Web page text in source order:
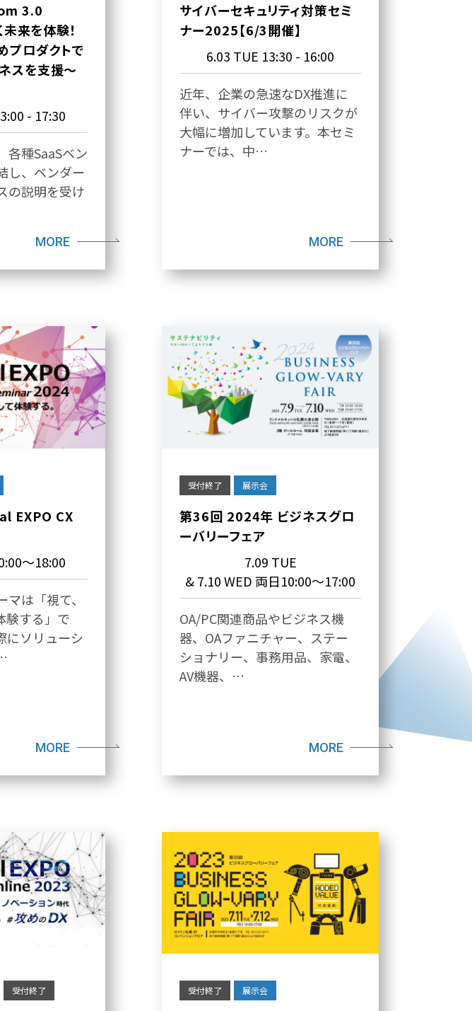
3.0
来を体験！
プロダクトで
スを支援～
- 17:30
各種SaaSベン
し、ベンダー
の説明を受け
MORE
サイバーセキュリティ対策セミ
ナー2025【6/3開催】
6.03 TUE 13:30 - 16:00
近年、企業の急速なDX推進に
伴い、サイバー攻撃のリスクが
大幅に増加しています。本セミ
ナーでは、中…
MORE
EXPO CX
～18:00
は「視て、
験する」で
にソリューシ
MORE
受付終了 展示会
第36回 2024年 ビジネスグロ
ーバリーフェア
7.09 TUE
& 7.10 WED 両日10:00～17:00
OA/PC関連商品やビジネス機
器、OAファニチャー、ステー
ショナリー、事務用品、家電、
AV機器、…
MORE
受付終了 受付終了 展示会